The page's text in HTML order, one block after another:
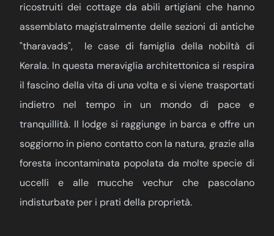
ricostruiti dei cottage da abili artigiani che hanno
assemblato magistralmente delle sezioni di antiche
"tharavads", le case di famiglia della nobiltà di
Kerala. In questa meraviglia architettonica si respira
il fascino della vita di una volta e si viene trasportati
indietro nel tempo in un mondo di pace e
tranquillità. Il lodge si raggiunge in barca e offre un
soggiorno in pieno contatto con la natura, grazie alla
foresta incontaminata popolata da molte specie di
uccelli e alle mucche vechur che pascolano
indisturbate per i prati della proprietà.